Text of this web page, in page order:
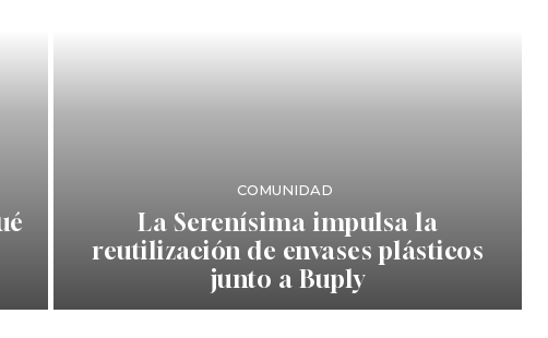
COMUNIDAD
La Serenísima impulsa la
reutilización de envases plásticos
junto a Buply